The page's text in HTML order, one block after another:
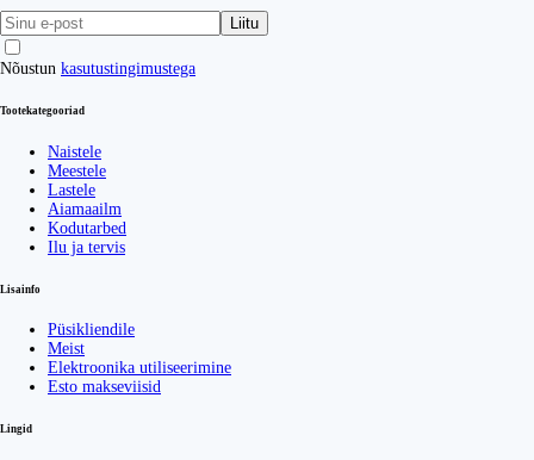
Liitu
Nõustun kasutustingimustega
Tootekategooriad
Naistele
Meestele
Lastele
Aiamaailm
Kodutarbed
Ilu ja tervis
Lisainfo
Püsikliendile
Meist
Elektroonika utiliseerimine
Esto makseviisid
Lingid